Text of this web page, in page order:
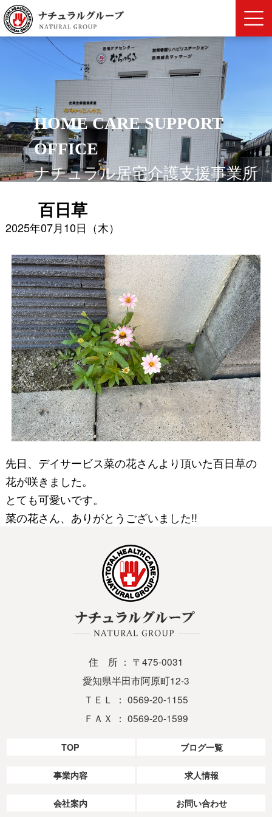
HOME CARE SUPPORT
OFFICE
ナチュラル居宅介護支援事業所
百日草
2025年07月10日（木）
先日、デイサービス菜の花さんより頂いた百日草の
花が咲きました。
とても可愛いです。
菜の花さん、ありがとうございました!!
住 所 ： 〒475-0031
愛知県半田市阿原町12-3
ＴＥＬ ： 0569-20-1155
ＦＡＸ ： 0569-20-1599
TOP
事業内容
会社案内
ブログ一覧
求人情報
お問い合わせ